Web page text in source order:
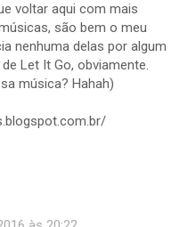
voltar aqui com mais
são bem o meu
nenhuma delas por algum
Let It Go, obviamente.
música? Hahah)